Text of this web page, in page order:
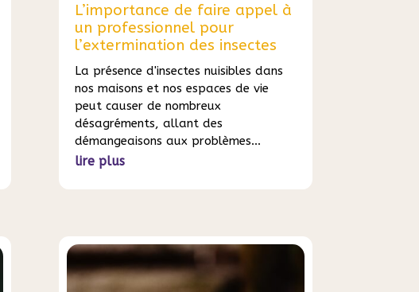
L’importance de faire appel à
un professionnel pour
l’extermination des insectes
La présence d'insectes nuisibles dans
nos maisons et nos espaces de vie
peut causer de nombreux
désagréments, allant des
démangeaisons aux problèmes...
lire plus